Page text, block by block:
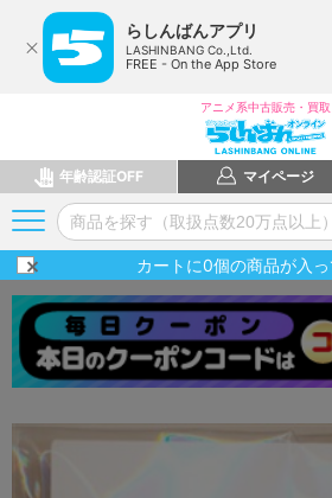
らしんばんアプリ
LASHINBANG Co.,Ltd.
FREE - On the App Store
アニメ系中古販売・買取
年齢認証OFF マイページ
カートに0個の商品が入